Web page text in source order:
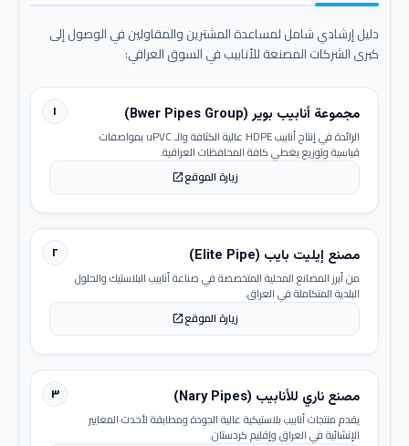
دليل إرشادي شامل لمساعدة المشترين والمقاولين في الوصول إلى
كبرى الشركات المصنعة للأنابيب في السوق العراقي:
١ مجموعة أنابيب بوير (Bwer Pipes Group)
الرائدة في إنتاج أنابيب HDPE عالية الكثافة والـ uPVC بمواصفات
قياسية وتوزيع يغطي كافة المحافظات العراقية.
زيارة الموقعopen_in_new
٢ مصنع إيليت بايب (Elite Pipe)
من أبرز المصانع المحلية المتخصصة في صناعة أنابيب البلاستيك والحلول
البلدية المتكاملة في العراق.
زيارة الموقعopen_in_new
٣ مصنع ناري للأنابيب (Nary Pipes)
يقدم منتجات أنابيب بلاستيكية عالية الجودة ومطابقة لأحدث المعايير
الإنشائية في العراق وإقليم كردستان.